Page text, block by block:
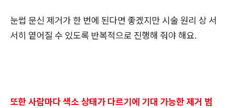
눈썹 문신 제거가 한 번에 된다면 좋겠지만 시술 원리 상 서
서히 옅어질 수 있도록 반복적으로 진행해 줘야 해요.
또한 사람마다 색소 상태가 다르기에 기대 가능한 제거 범